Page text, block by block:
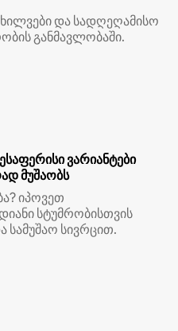
და სადღეღამისო
განმავლობაში.
ვარიანტები
მუშაობს
იპოვეთ
სტუმრობისთვის
სამუშაო სივრცით.